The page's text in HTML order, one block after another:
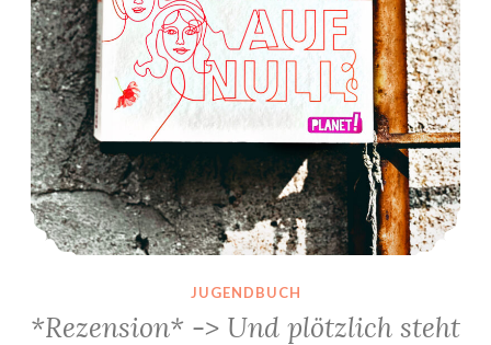
JUGENDBUCH
*Rezension* -> Und plötzlich steht